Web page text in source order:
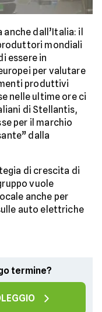
anche dall’Italia: il
mondiali
essere in
per valutare
produttivi
nelle ultime ore ci
di Stellantis,
per il marchio
dalla
di crescita di
vuole
anche per
auto elettriche
termine?